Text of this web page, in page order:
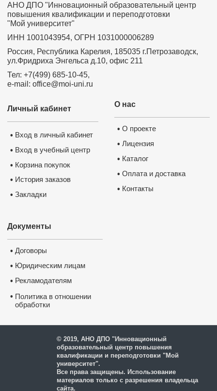
АНО ДПО "Инновационный образовательный центр
повышения квалификации и переподготовки
"Мой университет"
ИНН 1001043954, ОГРН 1031000006289
Россия, Республика Карелия, 185035 г.Петрозаводск,
ул.Фридриха Энгельса д.10, офис 211
Тел: +7(499) 685-10-45,
e-mail: office@moi-uni.ru
О нас
• О проекте
• Лицензия
• Каталог
• Оплата и доставка
• Контакты
Личный кабинет
• Вход в личный кабинет
• Вход в учебный центр
• Корзина покупок
• История заказов
• Закладки
Документы
• Договоры
• Юридическим лицам
• Рекламодателям
• Политика в отношении
обработки
© 2019, АНО ДПО "Инновационный
образовательный центр повышения
квалификации и переподготовки "Мой
университет".
Все права защищены. Использование
материалов только с разрешения владельца
сайта.